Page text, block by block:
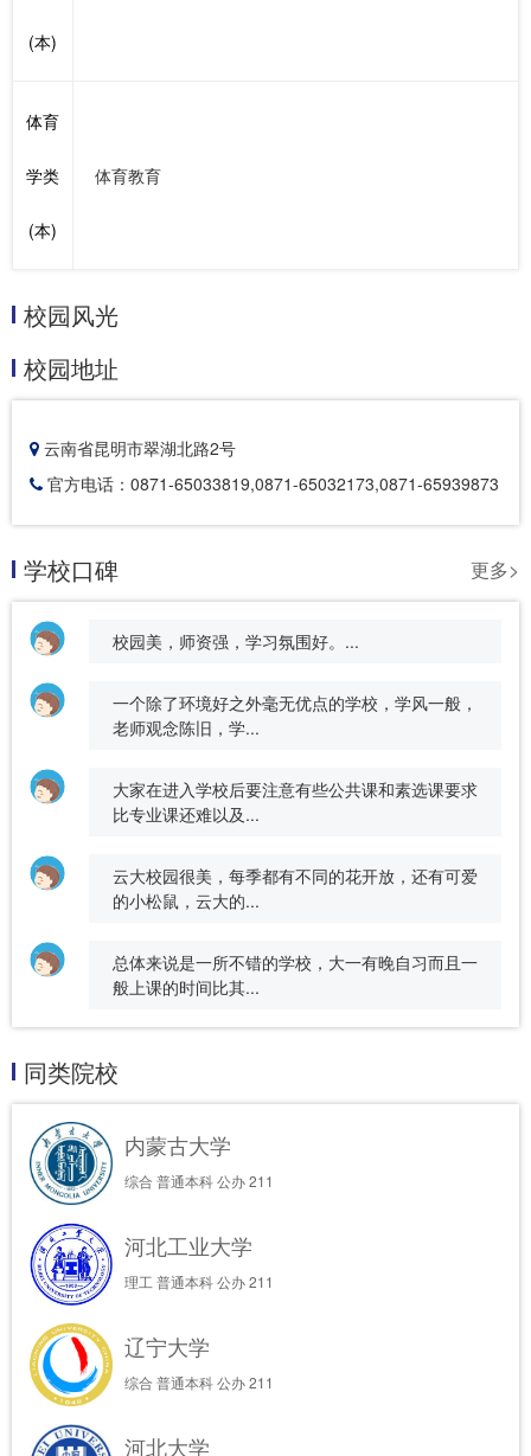
(本)
体育
学类
(本)
体育教育
校园风光
校园地址
云南省昆明市翠湖北路2号
官方电话：0871-65033819,0871-65032173,0871-65939873
学校口碑 更多>
校园美，师资强，学习氛围好。...
一个除了环境好之外毫无优点的学校，学风一般，
老师观念陈旧，学...
大家在进入学校后要注意有些公共课和素选课要求
比专业课还难以及...
云大校园很美，每季都有不同的花开放，还有可爱
的小松鼠，云大的...
总体来说是一所不错的学校，大一有晚自习而且一
般上课的时间比其...
同类院校
内蒙古大学
综合 普通本科公办211
河北工业大学
理工 普通本科公办211
辽宁大学
综合 普通本科公办211
河北大学